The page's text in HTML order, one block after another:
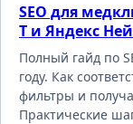
SEO для
T и Яндекс
Полный гайд по
году. Как
фильтры и
Практические